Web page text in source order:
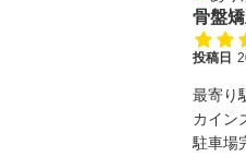
骨盤
投稿日
最寄り
カイン
駐車場